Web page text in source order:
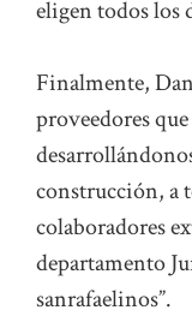
eligen todos los
Finalmente,
proveedores
construcción, a
colaboradores
departamento
sanrafaelinos”.